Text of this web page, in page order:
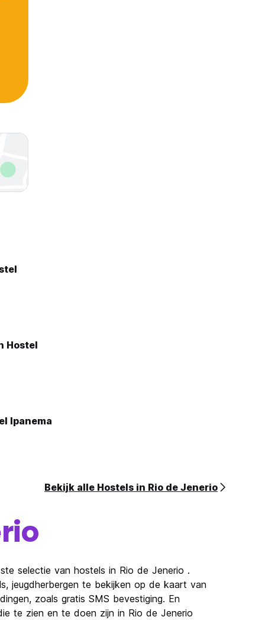
Hostel
Ipanema
Bekijk alle Hostels in Rio de Jenerio
selectie van hostels in Rio de Jenerio .
jeugdherbergen te bekijken op de kaart van
zoals gratis SMS bevestiging. En
te zien en te doen zijn in Rio de Jenerio